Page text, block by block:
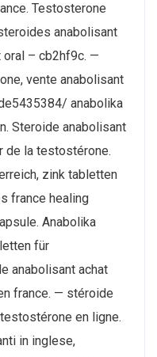
Testosterone
anabolisant
oral – cb2hf9c. —
vente anabolisant
anabolika
Steroide anabolisant
de la testostérone.
zink tabletten
france healing
Anabolika
für
anabolisant achat
france. — stéroide
en ligne.
in inglese,